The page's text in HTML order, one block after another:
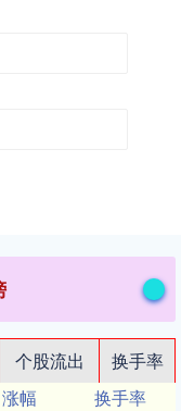
个股流出
换手率
涨幅
换手率